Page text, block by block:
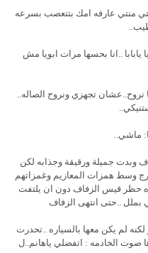
منتي عارفه امك بتتعصب بسرعه
يابابا ..انا بحسها مرات ابويا مش
نروح..عشان تجهزي ونروح الصاله..
ماشي..
وبدت جميلة ورقيقة وجذابه لكن
وسط همزات المعازيم وغمزاتهم
حظر قيس الزفاف دون ان يلتفت
بملل ..حتى انتهى الزفاف
لم يكن معها بالسياره ..تحدرت
الخادمه : اتفضلي ياهانم..ل